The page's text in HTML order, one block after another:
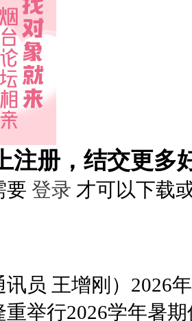
注册，结交更多
要 登录 才可以下载
讯员 王增刚）2026
重举行2026学年暑